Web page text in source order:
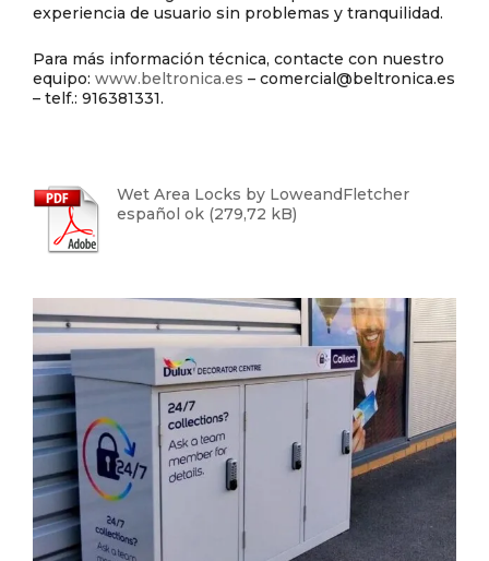
experiencia de usuario sin problemas y tranquilidad.
Para más información técnica, contacte con nuestro
equipo: www.beltronica.es – comercial@beltronica.es
– telf.: 916381331.
Wet Area Locks by LoweandFletcher
español ok